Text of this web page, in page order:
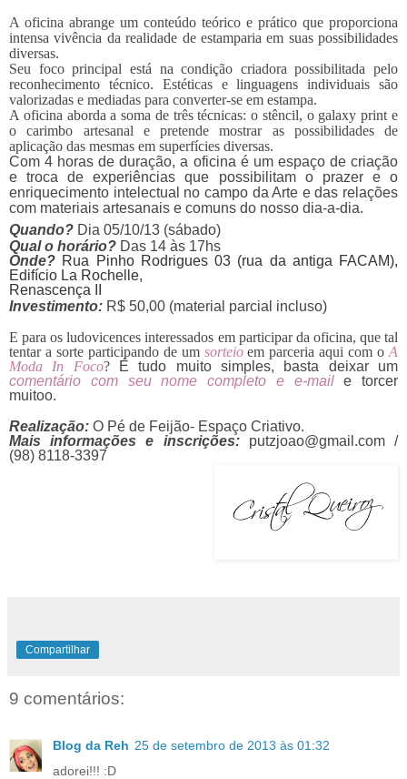
A oficina abrange um conteúdo teórico e prático que proporciona
intensa vivência da realidade de estamparia em suas possibilidades
diversas.
Seu foco principal está na condição criadora possibilitada pelo
reconhecimento técnico. Estéticas e linguagens individuais são
valorizadas e mediadas para converter-se em estampa.
A oficina aborda a soma de três técnicas: o stêncil, o galaxy print e
o carimbo artesanal e pretende mostrar as possibilidades de
aplicação das mesmas em superfícies diversas.
Com 4 horas de duração, a oficina é um espaço de criação
e troca de experiências que possibilitam o prazer e o
enriquecimento intelectual no campo da Arte e das relações
com materiais artesanais e comuns do nosso dia-a-dia.
Quando? Dia 05/10/13 (sábado)
Qual o horário? Das 14 às 17hs
Onde? Rua Pinho Rodrigues 03 (rua da antiga FACAM),
Edifício La Rochelle,
Renascença II
Investimento: R$ 50,00 (material parcial incluso)
E para os ludovicences interessados em participar da oficina, que tal
tentar a sorte participando de um sorteioem parceria aqui com o A
Moda In Foco?
É tudo muito simples, basta deixar um
comentário com seu nome completo e e-maile torcer
muitoo.
Realização: O Pé de Feijão- Espaço Criativo.
Mais informações e inscrições:putzjoao@gmail.com /
(98) 8118-3397
Compartilhar
9 comentários:
Blog da Reh 25 de setembro de 2013 às 01:32
adorei!!! :D